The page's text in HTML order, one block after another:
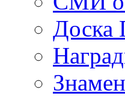
Доска